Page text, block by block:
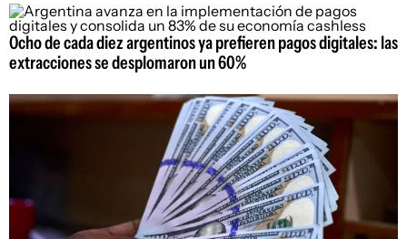
Ocho de cada diez argentinos ya prefieren pagos digitales: las
extracciones se desplomaron un 60%